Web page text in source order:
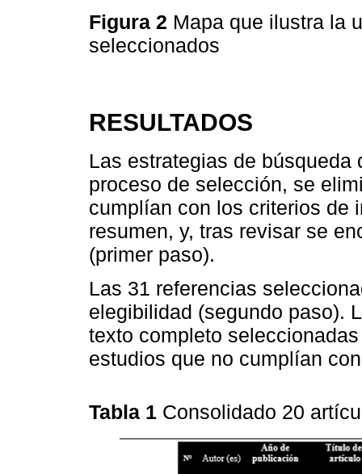
Figura 2 Mapa que ilustra la
seleccionados
RESULTADOS
Las estrategias de
proceso de selección, se
cumplían con los criterios de
resumen, y, tras revisar se
(primer paso).
Las 31 referencias
elegibilidad (segundo paso).
texto completo
estudios que no cumplían
Tabla 1 Consolidado 20